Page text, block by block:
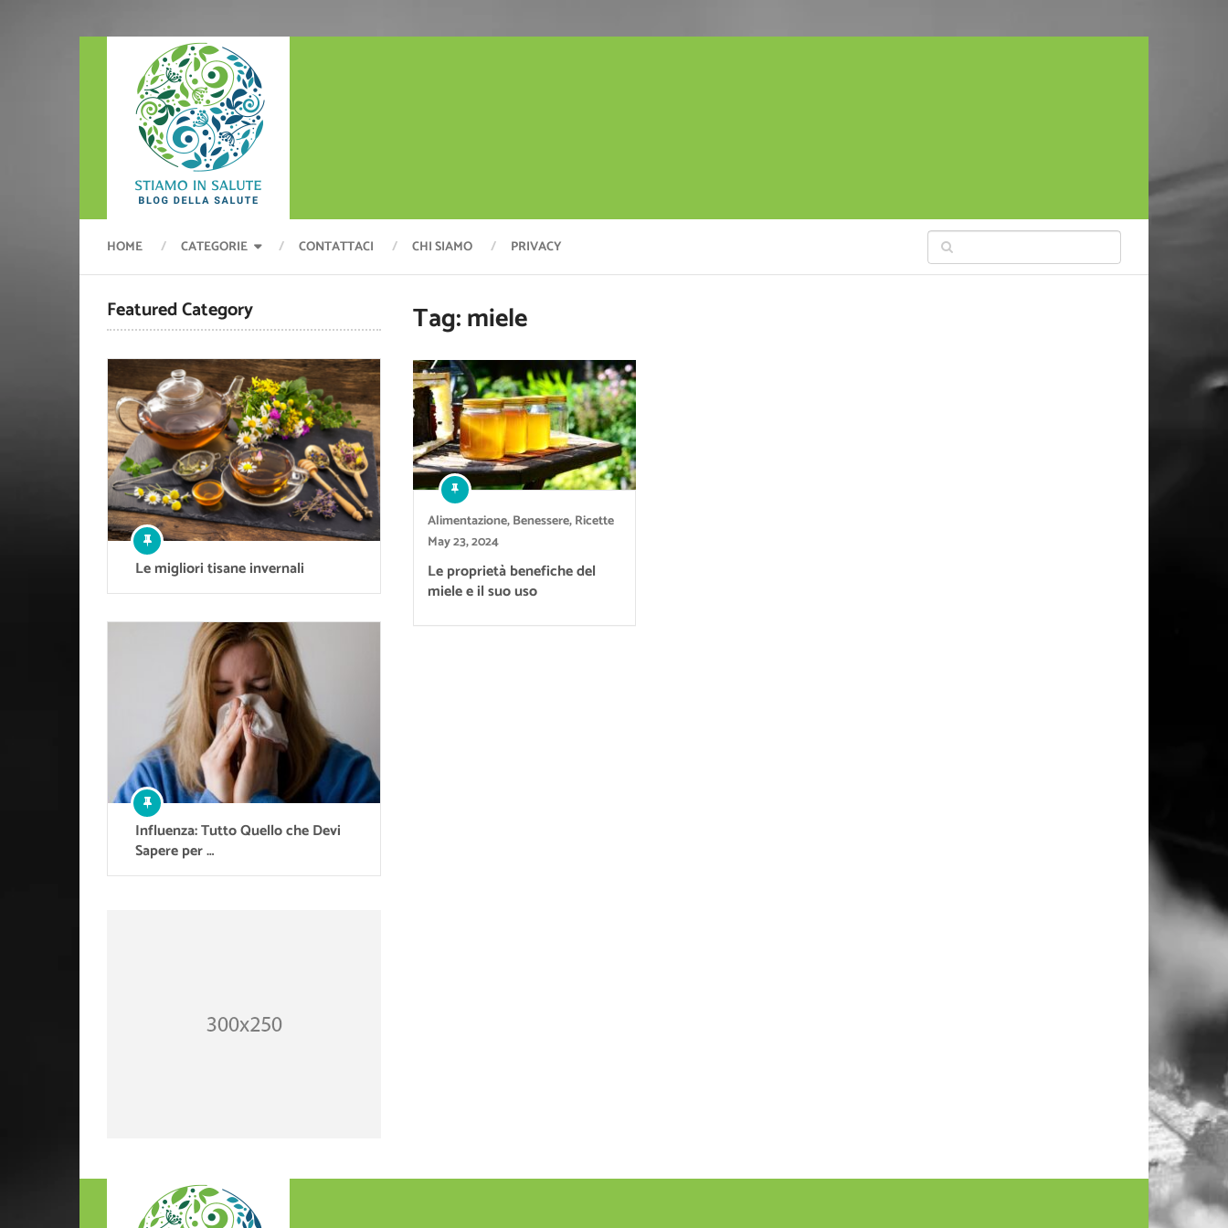
HOME CATEGORIE CONTATTACI CHI SIAMO PRIVACY
Tag:miele
Alimentazione,Benessere,Ricette
May 23, 2024
Le proprietà benefiche del
miele e il suo uso
Featured Category
Le migliori tisane invernali
Influenza: Tutto Quello che Devi
Sapere per …